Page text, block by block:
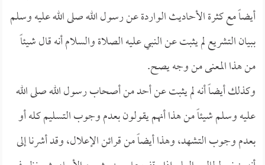
أيضاً مع كثرة الأحاديث الواردة عن رسول الله صلى الله عليه وسلم
ببيان التشريع لم يثبت عن النبي عليه الصلاة والسلام أنه قال شيئاً
من هذا المعنى من وجه يصح.
وكذلك أيضاً أنه لم يثبت عن أحد من أصحاب رسول الله صلى الله
عليه وسلم شيئاً من هذا أنهم يقولون بعدم وجوب التسليم كله أو
بعدم وجوب التشهد، وهذا أيضاً من قرائن الإعلال، وقد أشرنا إلى